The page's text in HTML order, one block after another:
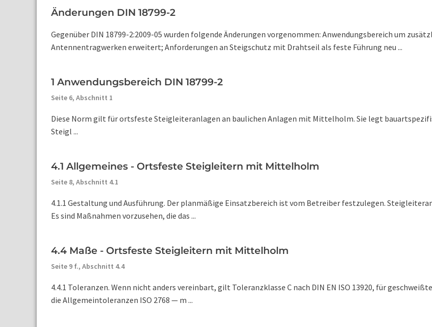
Änderungen DIN 18799-2
Gegenüber DIN 18799-2:2009-05 wurden folgende Änderungen vorgenommen: Anwendungsbereich um
Antennentragwerken erweitert; Anforderungen an Steigschutz mit Drahtseil als feste Führung neu ...
1 Anwendungsbereich DIN 18799-2
Seite 6, Abschnitt 1
Diese Norm gilt für ortsfeste Steigleiteranlagen an baulichen Anlagen mit Mittelholm. Sie legt
Steigl ...
4.1 Allgemeines - Ortsfeste Steigleitern mit Mittelholm
Seite 8, Abschnitt 4.1
4.1.1 Gestaltung und Ausführung. Der planmäßige Einsatzbereich ist vom Betreiber festzulegen.
Es sind Maßnahmen vorzusehen, die das ...
4.4 Maße - Ortsfeste Steigleitern mit Mittelholm
Seite 9 f., Abschnitt 4.4
4.4.1 Toleranzen. Wenn nicht anders vereinbart, gilt Toleranzklasse C nach DIN EN ISO 13920, für
die Allgemeintoleranzen ISO 2768 — m ...